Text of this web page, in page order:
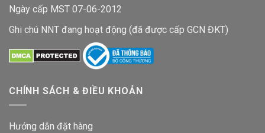
Ngày cấp MST 07-06-2012
Ghi chú NNT đang hoạt động (đã được cấp GCN ĐKT)
CHÍNH SÁCH & ĐIỀU KHOẢN
Hướng dẫn đặt hàng